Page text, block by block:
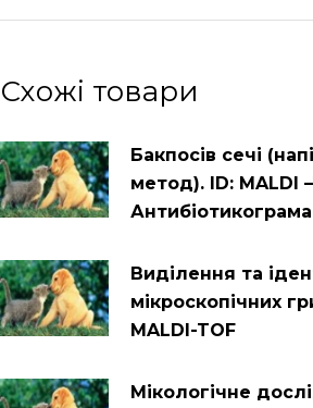
Схожі товари
Бакпосів сечі
метод). ID: MALDI
Виділення та
мікроскопічних
MALDI-TOF
Мікологічне